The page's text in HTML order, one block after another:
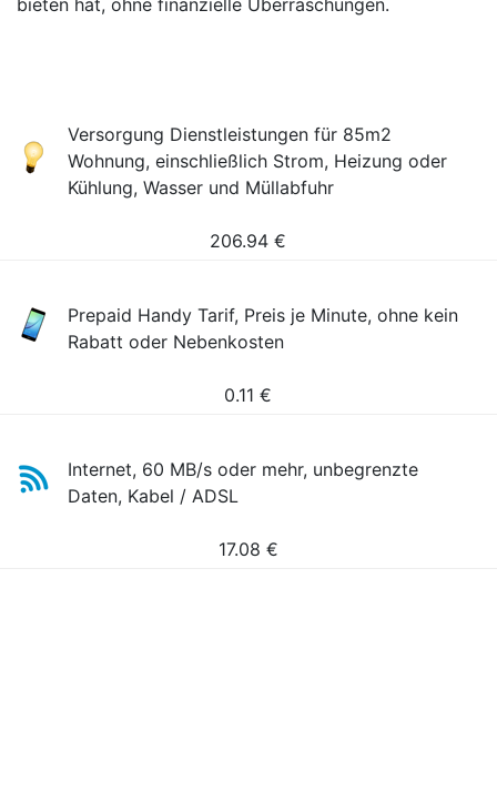
bieten hat, ohne finanzielle Überraschungen.
Versorgung Dienstleistungen für 85m2
Wohnung, einschließlich Strom, Heizung oder
Kühlung, Wasser und Müllabfuhr
206.94 €
Prepaid Handy Tarif, Preis je Minute, ohne kein
Rabatt oder Nebenkosten
0.11 €
Internet, 60 MB/s oder mehr, unbegrenzte
Daten, Kabel / ADSL
17.08 €